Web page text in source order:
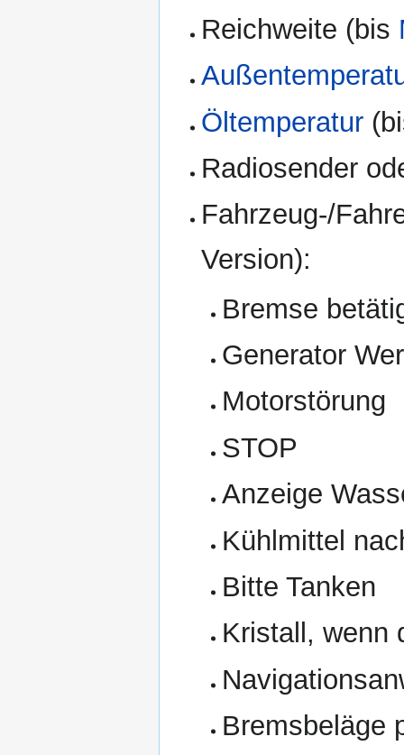
Reichweite (bis
Öltemperatur
Radiosender
Fahrzeug-/
Version):
Bremse
Generator
Motorstörung
STOP
Anzeige
Kühlmittel
Bitte Tanken
Kristall, wenn
Bremsbeläge